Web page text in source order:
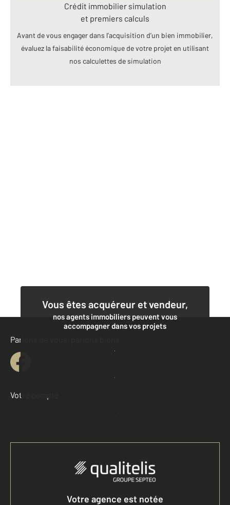
Crédit immobilier simulation
et premiers calculs
Avant de vous engager dans l’acquisition d’un bien immobilier,
évaluez la faisabilité économique de votre projet en utilisant
nos calculettes de simulation
Vous êtes acquéreur et vendeur,
nos agents immobiliers peuvent vous
accompagner dans vos projets
Contacter l'agence
Demander une estimation
Parlons de vous, parlons biens
Votre compte :
Accéder à mon compte
Votre agence est notée